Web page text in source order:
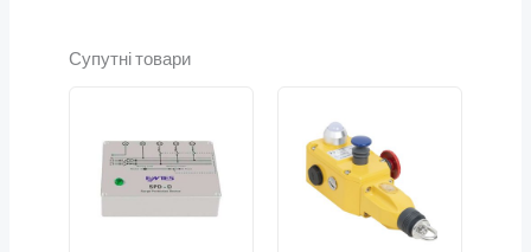
Супутні товари